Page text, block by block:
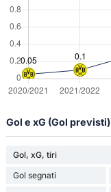
Gol e xG (Gol previsti)
Gol, xG, tiri
Gol segnati